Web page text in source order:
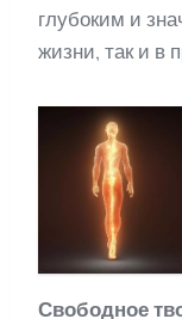
глубоким и
жизни, так и в
Свободное